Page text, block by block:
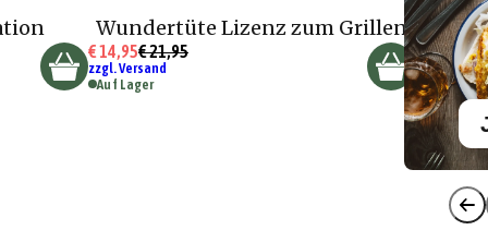
Wundertüte Lizenz zum Grillen
€ 14,95€ 21,95
zzgl. Versand
Auf Lager